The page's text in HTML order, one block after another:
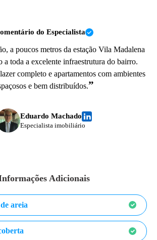
do Especialista
a poucos metros da estação Vila Madalena
a toda a excelente infraestrutura do bairro.
completo e apartamentos com ambientes
e bem distribuídos.”
Eduardo Machado
Especialista imobiliário
Adicionais
areia